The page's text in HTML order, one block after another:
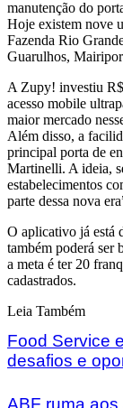
manutenção do
Hoje existem nove
Fazenda Rio
Guarulhos,
A Zupy! investiu
acesso mobile
maior mercado
Além disso, a
principal porta de
Martinelli. A ideia,
estabelecimentos
parte dessa nova
O aplicativo já está
também poderá ser
a meta é ter 20
cadastrados.
Leia Também
Food Service
desafios e
ABF ruma